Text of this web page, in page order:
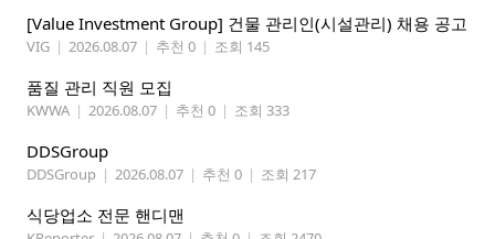
[Value Investment Group] 건물 관리인(시설관리) 채용 공고
VIG | 2026.08.07 | 추천 0 | 조회 145
품질 관리 직원 모집
KWWA | 2026.08.07 | 추천 0 | 조회 333
DDSGroup
DDSGroup | 2026.08.07 | 추천 0 | 조회 217
식당업소 전문 핸디맨